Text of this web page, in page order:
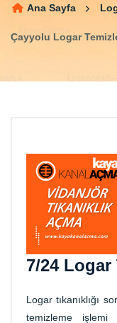
Ana Sayfa
Çayyolu Logar
7/24 Logar
Logar tıkanıklığı
temizleme işlemi